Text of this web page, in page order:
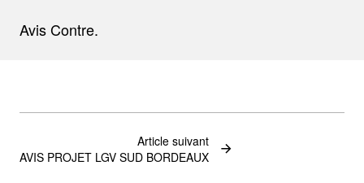
Avis Contre.
Article suivant
AVIS PROJET LGV SUD BORDEAUX